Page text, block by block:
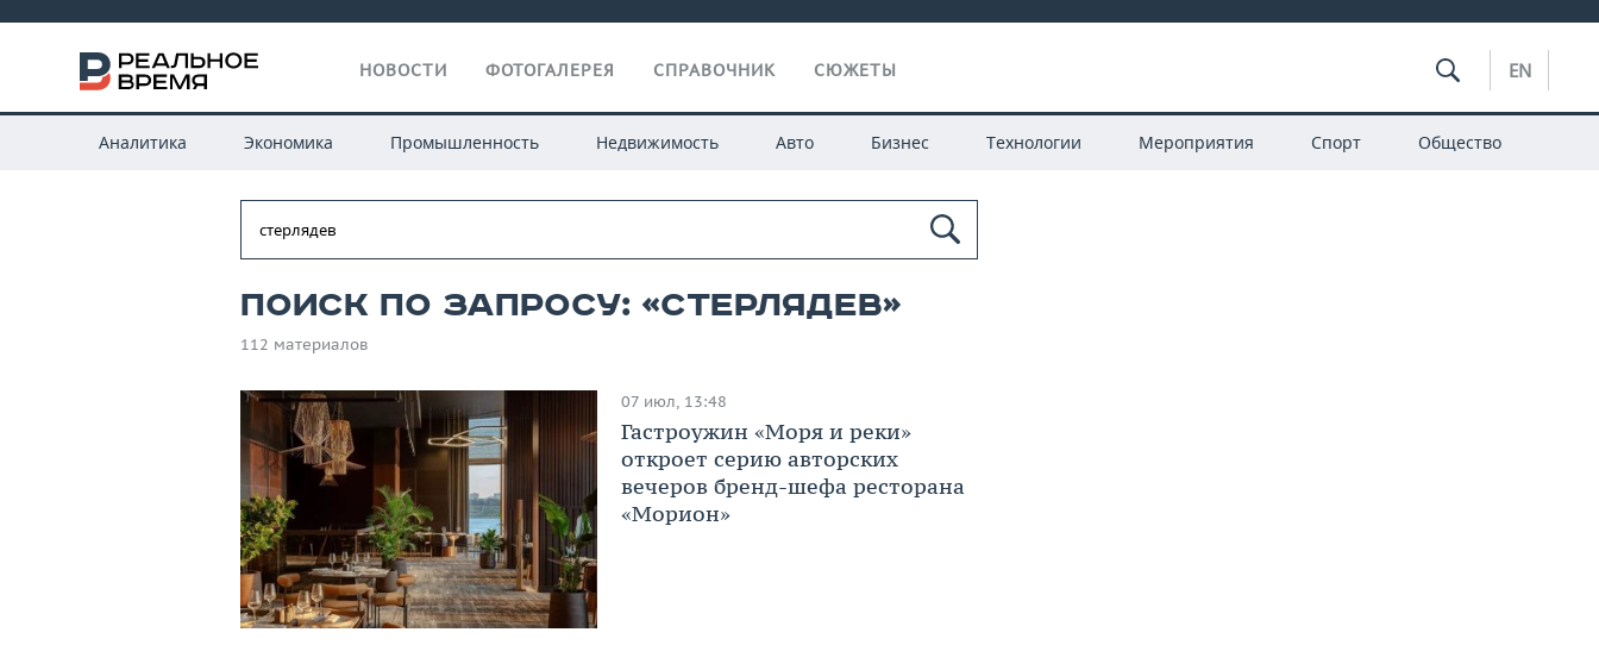
НОВОСТИ ФОТОГАЛЕРЕЯ СПРАВОЧНИК СЮЖЕТЫ EN
Аналитика Экономика Промышленность Недвижимость Авто Бизнес Технологии Мероприятия Спорт Общество
Поиск по запросу: «стерлядев»
112 материалов
07 июл, 13:48
Гастроужин «Моря и реки»
откроет серию авторских
вечеров бренд-шефа ресторана
«Морион»